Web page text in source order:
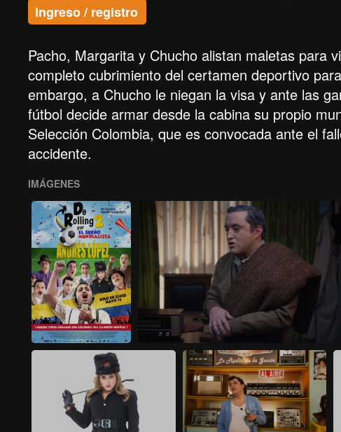
Ingreso / registro
Pacho, Margarita y Chucho alistan maletas para
completo cubrimiento del certamen deportivo
embargo, a Chucho le niegan la visa y ante las
fútbol decide armar desde la cabina su propio
Selección Colombia, que es convocada ante el
accidente.
IMÁGENES